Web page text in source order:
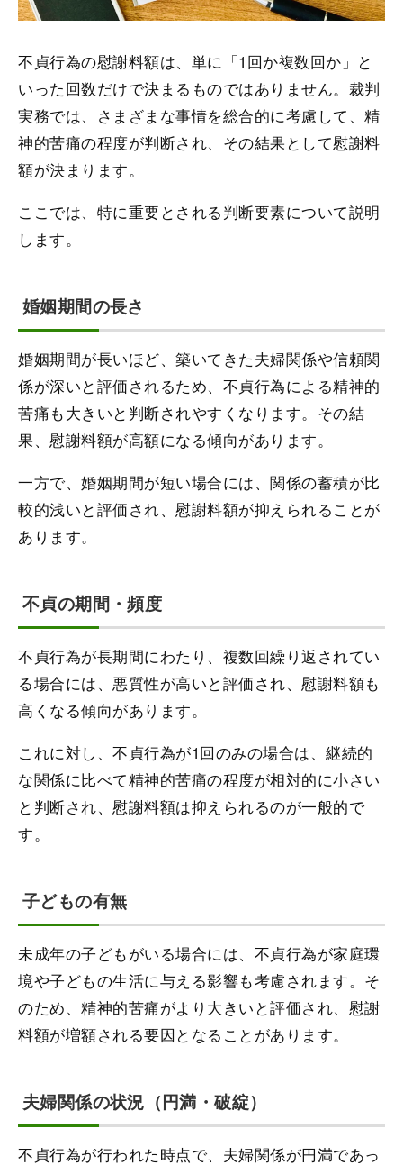
不貞行為の慰謝料額は、単に「1回か複数回か」と
いった回数だけで決まるものではありません。裁判
実務では、さまざまな事情を総合的に考慮して、精
神的苦痛の程度が判断され、その結果として慰謝料
額が決まります。
ここでは、特に重要とされる判断要素について説明
します。
婚姻期間の長さ
婚姻期間が長いほど、築いてきた夫婦関係や信頼関
係が深いと評価されるため、不貞行為による精神的
苦痛も大きいと判断されやすくなります。その結
果、慰謝料額が高額になる傾向があります。
一方で、婚姻期間が短い場合には、関係の蓄積が比
較的浅いと評価され、慰謝料額が抑えられることが
あります。
不貞の期間・頻度
不貞行為が長期間にわたり、複数回繰り返されてい
る場合には、悪質性が高いと評価され、慰謝料額も
高くなる傾向があります。
これに対し、不貞行為が1回のみの場合は、継続的
な関係に比べて精神的苦痛の程度が相対的に小さい
と判断され、慰謝料額は抑えられるのが一般的で
す。
子どもの有無
未成年の子どもがいる場合には、不貞行為が家庭環
境や子どもの生活に与える影響も考慮されます。そ
のため、精神的苦痛がより大きいと評価され、慰謝
料額が増額される要因となることがあります。
夫婦関係の状況（円満・破綻）
不貞行為が行われた時点で、夫婦関係が円満であっ